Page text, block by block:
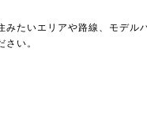
たいエリアや路線、モデ
い。